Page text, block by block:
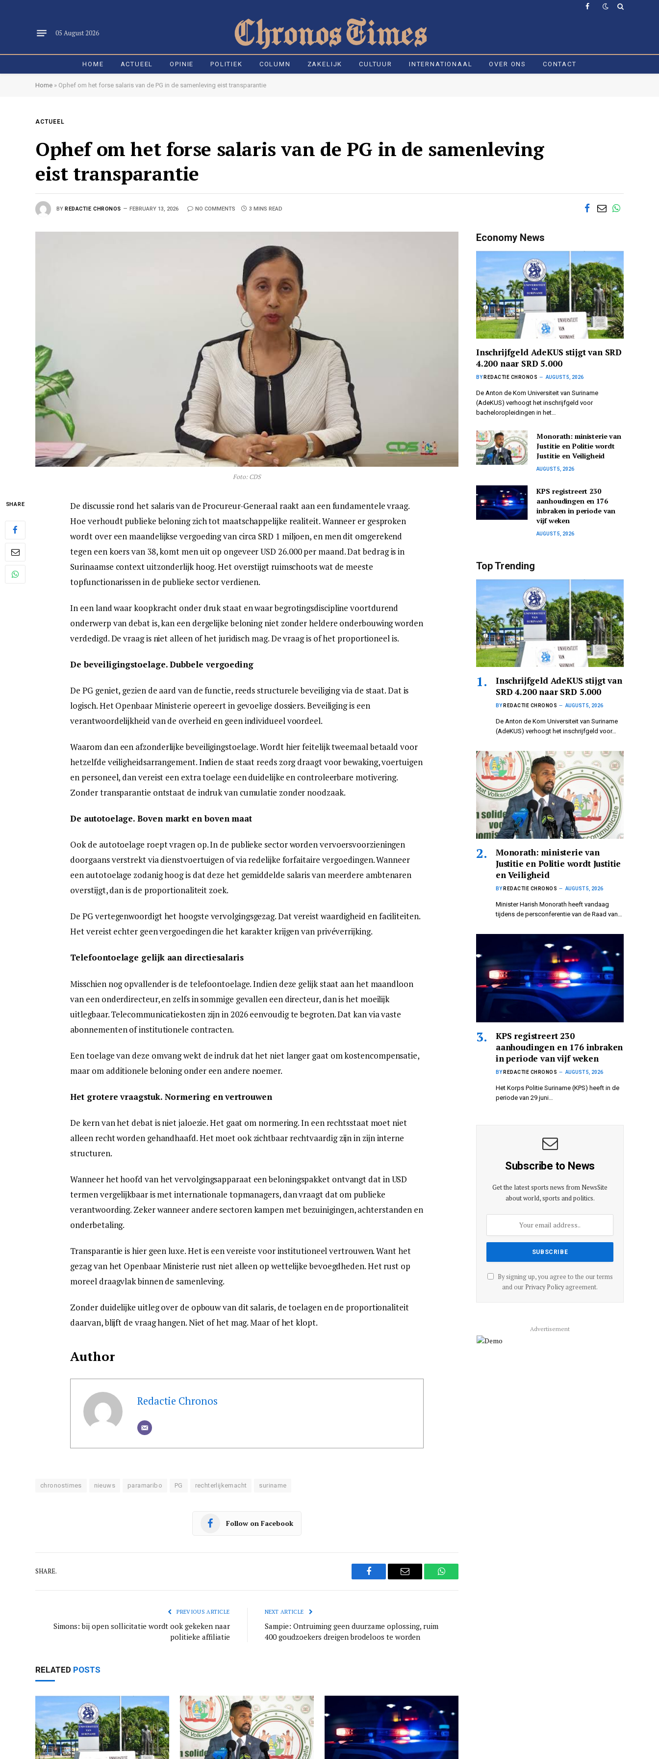
Facebook
05 August 2026
HOME ACTUEEL OPINIE POLITIEK COLUMN ZAKELIJK CULTUUR INTERNATIONAAL OVER ONS CONTACT
Home » Ophef om het forse salaris van de PG in de samenleving eist transparantie
ACTUEEL
Ophef om het forse salaris van de PG in de samenleving
eist transparantie
BY REDACTIE CHRONOS FEBRUARY 13, 2026 NO COMMENTS 3 MINS READ
Foto: CDS
SHARE
De discussie rond het salaris van de Procureur-Generaal raakt aan een fundamentele vraag.
Hoe verhoudt publieke beloning zich tot maatschappelijke realiteit. Wanneer er gesproken
wordt over een maandelijkse vergoeding van circa SRD 1 miljoen, en men dit omgerekend
tegen een koers van 38, komt men uit op ongeveer USD 26.000 per maand. Dat bedrag is in
Surinaamse context uitzonderlijk hoog. Het overstijgt ruimschoots wat de meeste
topfunctionarissen in de publieke sector verdienen.
In een land waar koopkracht onder druk staat en waar begrotingsdiscipline voortdurend
onderwerp van debat is, kan een dergelijke beloning niet zonder heldere onderbouwing worden
verdedigd. De vraag is niet alleen of het juridisch mag. De vraag is of het proportioneel is.
De beveiligingstoelage. Dubbele vergoeding
De PG geniet, gezien de aard van de functie, reeds structurele beveiliging via de staat. Dat is
logisch. Het Openbaar Ministerie opereert in gevoelige dossiers. Beveiliging is een
verantwoordelijkheid van de overheid en geen individueel voordeel.
Waarom dan een afzonderlijke beveiligingstoelage. Wordt hier feitelijk tweemaal betaald voor
hetzelfde veiligheidsarrangement. Indien de staat reeds zorg draagt voor bewaking, voertuigen
en personeel, dan vereist een extra toelage een duidelijke en controleerbare motivering.
Zonder transparantie ontstaat de indruk van cumulatie zonder noodzaak.
De autotoelage. Boven markt en boven maat
Ook de autotoelage roept vragen op. In de publieke sector worden vervoersvoorzieningen
doorgaans verstrekt via dienstvoertuigen of via redelijke forfaitaire vergoedingen. Wanneer
een autotoelage zodanig hoog is dat deze het gemiddelde salaris van meerdere ambtenaren
overstijgt, dan is de proportionaliteit zoek.
De PG vertegenwoordigt het hoogste vervolgingsgezag. Dat vereist waardigheid en faciliteiten.
Het vereist echter geen vergoedingen die het karakter krijgen van privéverrijking.
Telefoontoelage gelijk aan directiesalaris
Misschien nog opvallender is de telefoontoelage. Indien deze gelijk staat aan het maandloon
van een onderdirecteur, en zelfs in sommige gevallen een directeur, dan is het moeilijk
uitlegbaar. Telecommunicatiekosten zijn in 2026 eenvoudig te begroten. Dat kan via vaste
abonnementen of institutionele contracten.
Een toelage van deze omvang wekt de indruk dat het niet langer gaat om kostencompensatie,
maar om additionele beloning onder een andere noemer.
Het grotere vraagstuk. Normering en vertrouwen
De kern van het debat is niet jaloezie. Het gaat om normering. In een rechtsstaat moet niet
alleen recht worden gehandhaafd. Het moet ook zichtbaar rechtvaardig zijn in zijn interne
structuren.
Wanneer het hoofd van het vervolgingsapparaat een beloningspakket ontvangt dat in USD
termen vergelijkbaar is met internationale topmanagers, dan vraagt dat om publieke
verantwoording. Zeker wanneer andere sectoren kampen met bezuinigingen, achterstanden en
onderbetaling.
Transparantie is hier geen luxe. Het is een vereiste voor institutioneel vertrouwen. Want het
gezag van het Openbaar Ministerie rust niet alleen op wettelijke bevoegdheden. Het rust op
moreel draagvlak binnen de samenleving.
Zonder duidelijke uitleg over de opbouw van dit salaris, de toelagen en de proportionaliteit
daarvan, blijft de vraag hangen. Niet of het mag. Maar of het klopt.
Author
Redactie Chronos
chronostimes nieuws paramaribo PG rechterlijkemacht suriname
Follow on Facebook
SHARE.
Facebook Email WhatsApp
PREVIOUS ARTICLE
Simons: bij open sollicitatie wordt ook gekeken naar
politieke affiliatie
NEXT ARTICLE
Sampie: Ontruiming geen duurzame oplossing, ruim
400 goudzoekers dreigen brodeloos te worden
RELATED POSTS
Economy News
Inschrijfgeld AdeKUS stijgt van SRD
4.200 naar SRD 5.000
BY REDACTIE CHRONOS AUGUST 5, 2026
De Anton de Kom Universiteit van Suriname
(AdeKUS) verhoogt het inschrijfgeld voor
bacheloropleidingen in het…
Monorath: ministerie van
Justitie en Politie wordt
Justitie en Veiligheid
AUGUST 5, 2026
KPS registreert 230
aanhoudingen en 176
inbraken in periode van
vijf weken
AUGUST 5, 2026
Top Trending
Inschrijfgeld AdeKUS stijgt van
SRD 4.200 naar SRD 5.000
BY REDACTIE CHRONOS AUGUST 5, 2026
De Anton de Kom Universiteit van Suriname
(AdeKUS) verhoogt het inschrijfgeld voor…
Monorath: ministerie van
Justitie en Politie wordt Justitie
en Veiligheid
BY REDACTIE CHRONOS AUGUST 5, 2026
Minister Harish Monorath heeft vandaag
tijdens de persconferentie van de Raad van…
KPS registreert 230
aanhoudingen en 176 inbraken
in periode van vijf weken
BY REDACTIE CHRONOS AUGUST 5, 2026
Het Korps Politie Suriname (KPS) heeft in de
periode van 29 juni…
Subscribe to News
Get the latest sports news from NewsSite
about world, sports and politics.
By signing up, you agree to the our terms
and our Privacy Policyagreement.
Advertisement